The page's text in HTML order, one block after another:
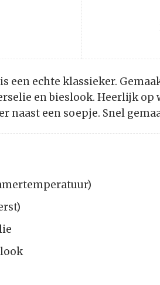
een echte klassieker.
en bieslook. Heerlijk op
naast een soepje. Snel